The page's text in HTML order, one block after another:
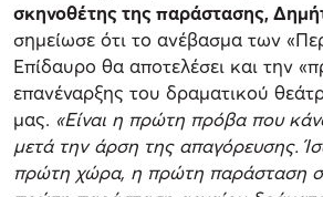
σκηνοθέτης της παράστασης,
σημείωσε ότι το ανέβασμα των
Επίδαυρο θα αποτελέσει και την
επανέναρξης του δραματικού
μας. «Είναι η πρώτη πρόβα που
μετά την άρση της απαγόρευσης.
πρώτη χώρα, η πρώτη παράσταση